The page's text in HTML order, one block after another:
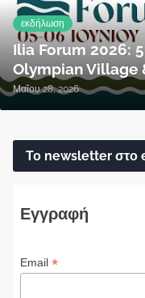
εκδήλωση
Ilia Forum 2026:
Olympian Village
Μαΐου 28, 2026
Το newsletter στο
Εγγραφή
Email *